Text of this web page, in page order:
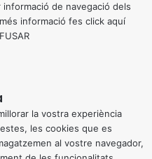
de navegació dels
informació fes click aquí
la vostra experiència
les cookies que es
al vostre navegador,